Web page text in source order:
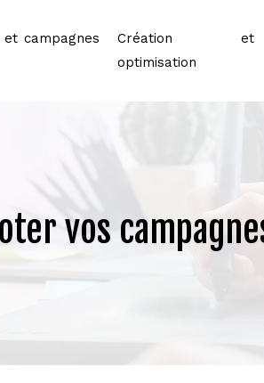
et campagnes
Création et
optimisation
vos